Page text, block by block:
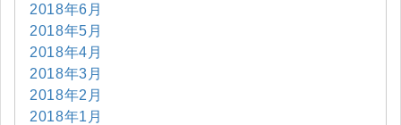
2018年6月
2018年5月
2018年4月
2018年3月
2018年2月
2018年1月